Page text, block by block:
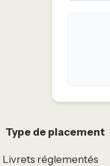
Type de placement
Livrets réglementés